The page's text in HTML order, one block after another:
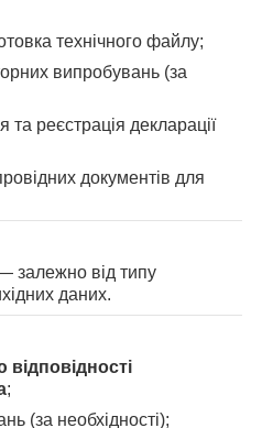
технічного файлу;
випробувань (за
та реєстрація декларації
документів для
залежно від типу
даних.
відповідності
;
(за необхідності);